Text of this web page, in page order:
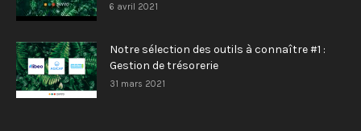
6 avril 2021
Notre sélection des outils à connaître #1 :
Gestion de trésorerie
31 mars 2021